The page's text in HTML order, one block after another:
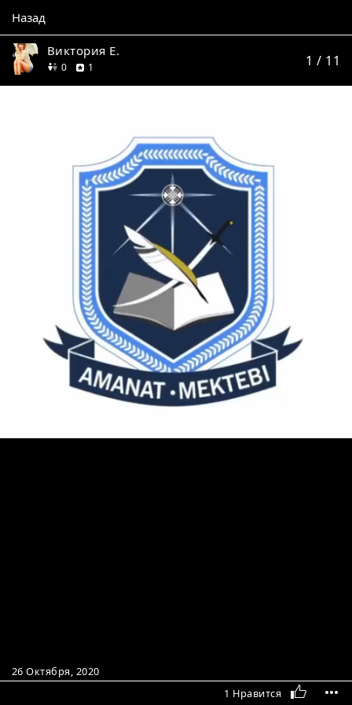
Назад
Виктория Е.
0друзей
1 1 / 11
26 Октября, 2020
1 Нравится